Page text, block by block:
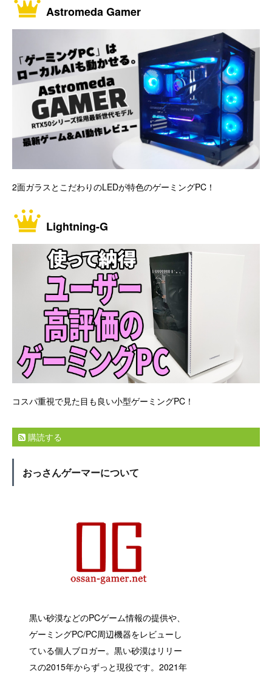
Astromeda Gamer
2面ガラスとこだわりのLEDが特色のゲーミングPC！
Lightning-G
コスパ重視で見た目も良い小型ゲーミングPC！
購読する
おっさんゲーマーについて
黒い砂漠などのPCゲーム情報の提供や、
ゲーミングPC/PC周辺機器をレビューし
ている個人ブロガー。黒い砂漠はリリー
スの2015年からずっと現役です。2021年